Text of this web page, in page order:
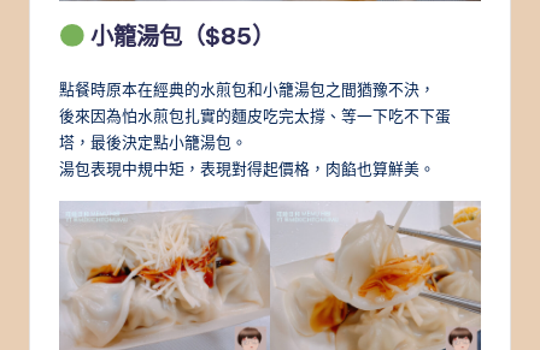
小籠湯包（$85）
點餐時原本在經典的水煎包和小籠湯包之間猶豫不決，
後來因為怕水煎包扎實的麵皮吃完太撐、等一下吃不下蛋
塔，最後決定點小籠湯包。
湯包表現中規中矩，表現對得起價格，肉餡也算鮮美。